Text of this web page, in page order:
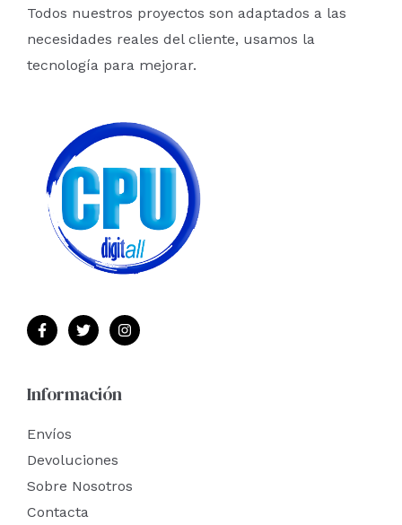
Todos nuestros proyectos son adaptados a las
necesidades reales del cliente, usamos la
tecnología para mejorar.
Información
Envíos
Devoluciones
Sobre Nosotros
Contacta